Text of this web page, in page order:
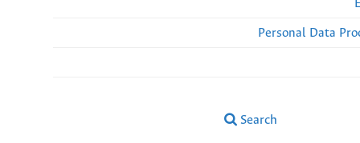
Personal Data
Search